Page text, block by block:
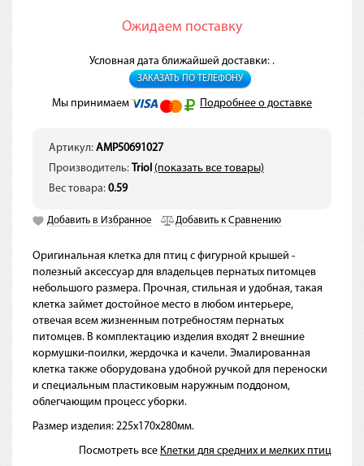
Ожидаем поставку
Условная дата ближайшей доставки: .
ЗАКАЗАТЬ ПО ТЕЛЕФОНУ
Мы принимаем Подробнее о доставке
Артикул: AMP50691027
Производитель: Triol (показать все товары)
Вес товара: 0.59
Добавить в Избранное Добавить к Сравнению
Оригинальная клетка для птиц с фигурной крышей -
полезный аксессуар для владельцев пернатых питомцев
небольшого размера. Прочная, стильная и удобная, такая
клетка займет достойное место в любом интерьере,
отвечая всем жизненным потребностям пернатых
питомцев. В комплектацию изделия входят 2 внешние
кормушки-поилки, жердочка и качели. Эмалированная
клетка также оборудована удобной ручкой для переноски
и специальным пластиковым наружным поддоном,
облегчающим процесс уборки.
Размер изделия: 225х170х280мм.
Посмотреть все Клетки для средних и мелких птиц